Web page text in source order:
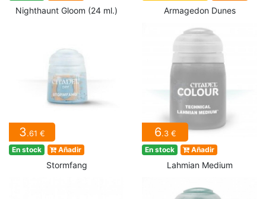
Nighthaunt Gloom (24 ml.) Armagedon Dunes
3.61 €
En stock Añadir
Stormfang
6.3 €
En stock Añadir
Lahmian Medium